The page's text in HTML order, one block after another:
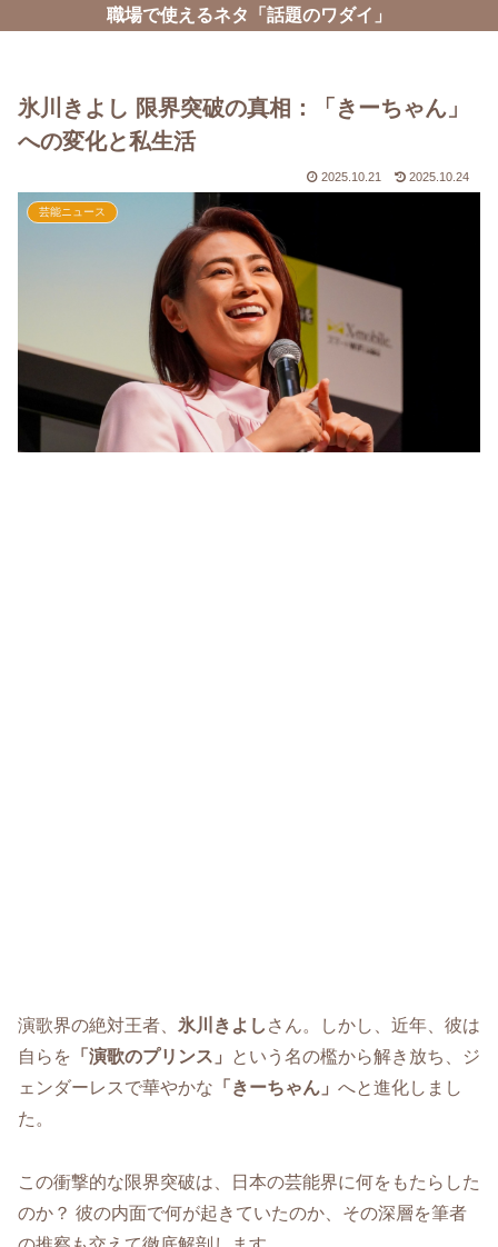
職場で使えるネタ「話題のワダイ」
氷川きよし 限界突破の真相：「きーちゃん」
への変化と私生活
2025.10.21 2025.10.24
芸能ニュース
演歌界の絶対王者、 氷川きよし さん。しかし、近年、彼は
自らを
「演歌のプリンス」
という名の檻から解き放ち、ジ
ェンダーレスで華やかな 「きーちゃん」 へと進化しまし
た。
この衝撃的な限界突破は、日本の芸能界に何をもたらした
のか？ 彼の内面で何が起きていたのか、その深層を筆者